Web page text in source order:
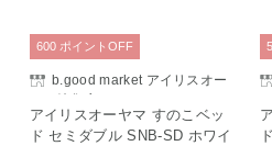
b.good market アイリスオー
ヤマ特集店
アイリスオーヤマ すのこベッ
ド セミダブル SNB-SD ホワイ
600 ポイント OFF